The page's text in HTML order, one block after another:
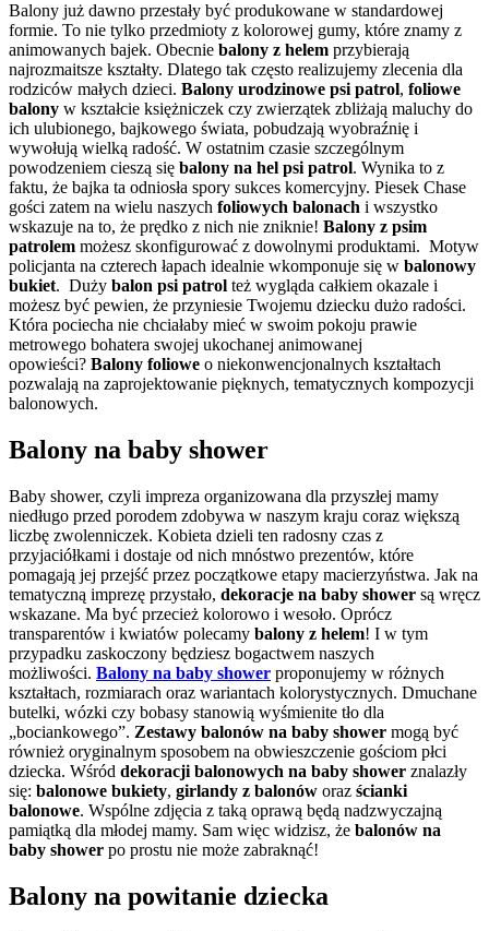
Balony już dawno przestały być produkowane w standardowej
formie. To nie tylko przedmioty z kolorowej gumy, które znamy z
animowanych bajek. Obecnie balony z helem przybierają
najrozmaitsze kształty. Dlatego tak często realizujemy zlecenia dla
rodziców małych dzieci. Balony urodzinowe psi patrol, foliowe
balony w kształcie księżniczek czy zwierzątek zbliżają maluchy do
ich ulubionego, bajkowego świata, pobudzają wyobraźnię i
wywołują wielką radość. W ostatnim czasie szczególnym
powodzeniem cieszą się balony na hel psi patrol. Wynika to z
faktu, że bajka ta odniosła spory sukces komercyjny. Piesek Chase
gości zatem na wielu naszych foliowych balonach i wszystko
wskazuje na to, że prędko z nich nie zniknie! Balony z psim
patrolem możesz skonfigurować z dowolnymi produktami. Motyw
policjanta na czterech łapach idealnie wkomponuje się w balonowy
bukiet. Duży balon psi patrol też wygląda całkiem okazale i
możesz być pewien, że przyniesie Twojemu dziecku dużo radości.
Która pociecha nie chciałaby mieć w swoim pokoju prawie
metrowego bohatera swojej ukochanej animowanej
opowieści? Balony foliowe o niekonwencjonalnych kształtach
pozwalają na zaprojektowanie pięknych, tematycznych kompozycji
balonowych.
Balony na baby shower
Baby shower, czyli impreza organizowana dla przyszłej mamy
niedługo przed porodem zdobywa w naszym kraju coraz większą
liczbę zwolenniczek. Kobieta dzieli ten radosny czas z
przyjaciółkami i dostaje od nich mnóstwo prezentów, które
pomagają jej przejść przez początkowe etapy macierzyństwa. Jak na
tematyczną imprezę przystało, dekoracje na baby shower są wręcz
wskazane. Ma być przecież kolorowo i wesoło. Oprócz
transparentów i kwiatów polecamy balony z helem! I w tym
przypadku zaskoczony będziesz bogactwem naszych
możliwości. Balony na baby shower proponujemy w różnych
kształtach, rozmiarach oraz wariantach kolorystycznych. Dmuchane
butelki, wózki czy bobasy stanowią wyśmienite tło dla
„bociankowego”. Zestawy balonów na baby shower mogą być
również oryginalnym sposobem na obwieszczenie gościom płci
dziecka. Wśród dekoracji balonowych na baby shower znalazły
się: balonowe bukiety, girlandy z balonów oraz ścianki
balonowe. Wspólne zdjęcia z taką oprawą będą nadzwyczajną
pamiątką dla młodej mamy. Sam więc widzisz, że balonów na
baby shower po prostu nie może zabraknąć!
Balony na powitanie dziecka